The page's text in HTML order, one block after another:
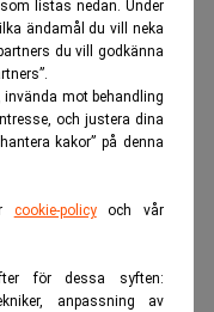
listas nedan. Under
ändamål du vill neka
du vill godkänna
mot behandling
och justera dina
kakor” på denna
cookie-policyoch vår
för dessa syften:
anpassning av
skulle vilja bo och
spelreglerna och
arbetslivet i
och man vill
man genomför dem.